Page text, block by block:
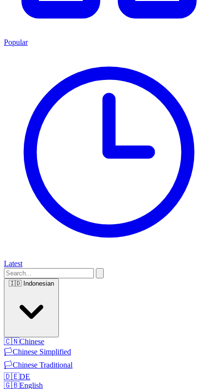
Popular
Latest
🇮🇩 Indonesian
🇨🇳Chinese
🏳️Chinese Simplified
🏳️Chinese Traditional
🇩🇪DE
🇬🇧English